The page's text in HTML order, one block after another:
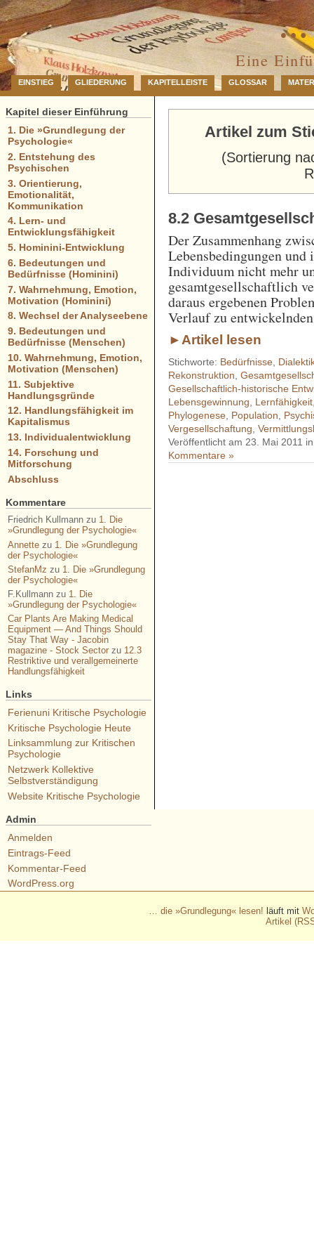
…
Eine
EINSTIEG GLIEDERUNG KAPITELLEISTE GLOSSAR
Artikel zum
(Sortierung
8.2
Der Zusammenhang
Lebensbedingungen
Individuum nicht mehr
gesamtgesellschaftlich
daraus ergebenen
Verlauf zu
►Artikel lesen
Stichworte: Bedürfnisse
Rekonstruktion ,
Gesellschaftlich-historische
Lebensgewinnung
Lernfähigkeit
Phylogenese Population
Vergesellschaftung ,
Veröffentlicht am 23. Mai 2011
Kommentare »
Kapitel dieser Einführung
1. Die »Grundlegung der
Psychologie«
2. Entstehung des
Psychischen
3. Orientierung,
Emotionalität,
Kommunikation
4. Lern- und
Entwicklungsfähigkeit
5. Hominini-Entwicklung
6. Bedeutungen und
Bedürfnisse (Hominini)
7. Wahrnehmung, Emotion,
Motivation (Hominini)
8. Wechsel der Analyseebene
9. Bedeutungen und
Bedürfnisse (Menschen)
10. Wahrnehmung, Emotion,
Motivation (Menschen)
11. Subjektive
Handlungsgründe
12. Handlungsfähigkeit im
Kapitalismus
13. Individualentwicklung
14. Forschung und
Mitforschung
Abschluss
Kommentare
Friedrich Kullmannzu 1. Die
»Grundlegung der Psychologie«
Annettezu 1. Die »Grundlegung
der Psychologie«
StefanMz zu 1. Die »Grundlegung
der Psychologie«
F.Kullmannzu 1. Die
»Grundlegung der Psychologie«
Car Plants Are Making Medical
Equipment — And Things Should
Stay That Way - Jacobin
magazine - Stock Sectorzu 12.3
Restriktive und verallgemeinerte
Handlungsfähigkeit
Links
Ferienuni Kritische Psychologie
Kritische Psychologie Heute
Linksammlung zur Kritischen
Psychologie
Netzwerk Kollektive
Selbstverständigung
Website Kritische Psychologie
Admin
Anmelden
Eintrags-Feed
Kommentar-Feed
WordPress.org
… die »Grundlegung« lesen! läuft mit
Artikel